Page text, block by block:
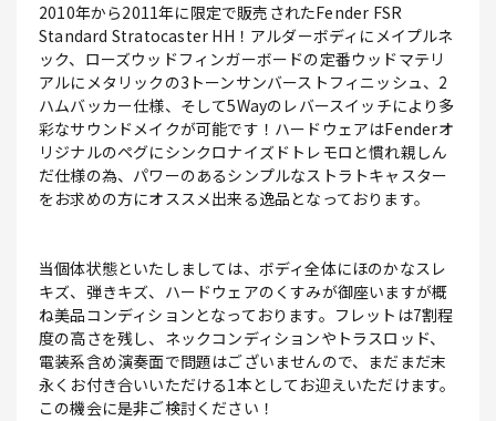
2010年から2011年に限定で販売されたFender FSR
Standard Stratocaster HH！アルダーボディにメイプルネ
ック、ローズウッドフィンガーボードの定番ウッドマテリ
アルにメタリックの3トーンサンバーストフィニッシュ、2
ハムバッカー仕様、そして5Wayのレバースイッチにより多
彩なサウンドメイクが可能です！ハードウェアはFenderオ
リジナルのペグにシンクロナイズドトレモロと慣れ親しん
だ仕様の為、パワーのあるシンプルなストラトキャスター
をお求めの方にオススメ出来る逸品となっております。
当個体状態といたしましては、ボディ全体にほのかなスレ
キズ、弾きキズ、ハードウェアのくすみが御座いますが概
ね美品コンディションとなっております。フレットは7割程
度の高さを残し、ネックコンディションやトラスロッド、
電装系含め演奏面で問題はございませんので、まだまだ末
永くお付き合いいただける1本としてお迎えいただけます。
この機会に是非ご検討ください！